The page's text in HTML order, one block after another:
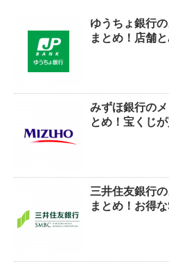
ゆうちょ銀行
まとめ！店舗
みずほ銀行の
とめ！宝くじ
三井住友銀行
まとめ！お得